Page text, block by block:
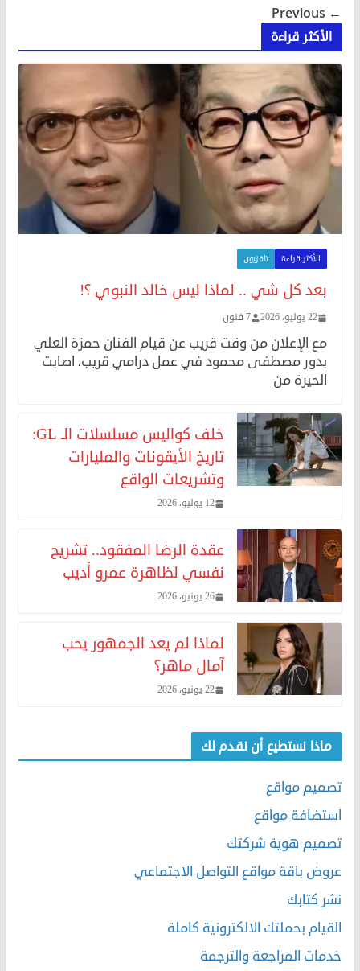
← Previous
الأكثر قراءة
الأكثر قراءة تلفزيون
بعد كل شي .. لماذا ليس خالد النبوي ؟!
22 يوليو، 2026 7 فنون
مع الإعلان من وقت قريب عن قيام الفنان حمزة العلي
بدور مصطفى محمود في عمل درامي قريب، اصابت
الحيرة من
خلف كواليس مسلسلات الـ GL:
تاريخ الأيقونات والمليارات
وتشريعات الواقع
12 يوليو، 2026
عقدة الرضا المفقود.. تشريح
نفسي لظاهرة عمرو أديب
26 يونيو، 2026
لماذا لم يعد الجمهور يحب
آمال ماهر؟
22 يونيو، 2026
ماذا نستطيع أن نقدم لك
تصميم مواقع
استضافة مواقع
تصميم هوية شركتك
عروض باقة مواقع التواصل الاجتماعي
نشر كتابك
القيام بحملتك الالكترونية كاملة
خدمات المراجعة والترجمة